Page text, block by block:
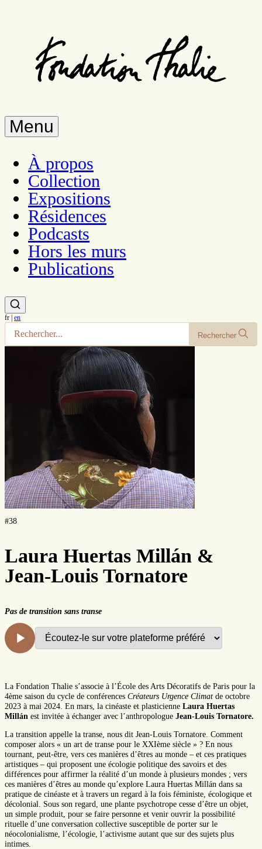
Menu
À propos
Collection
Expositions
Résidences
Podcasts
Hors les murs
Publications
fr | en
Rechercher
#38
Laura Huertas Millán &
Jean-Louis Tornatore
Pas de transition sans transe
La Fondation Thalie s’associe à l’École des Arts Décoratifs de Paris pour la
4ème saison du cycle de conférences Créateurs Urgence Climat de octobre
2023 à mai 2024. En mars, la cinéaste et plasticienne Laura Huertas
Millán est invitée à échanger avec l’anthropologue Jean-Louis Tornatore.
La transition appelle la transe, nous dit Jean-Louis Tornatore. Comment
composer alors « un art de transe pour le XXIème siècle » ? En nous
tournant, peut-être, vers ces manières d’êtres au monde – et ces pratiques
artistiques – qui proposent une écologie politique des savoirs et des
différences pour affirmer la réalité d’un monde à plusieurs mondes ; vers
ces manières d’êtres au monde qu’explore Laura Huertas Millán dans sa
pratique de cinéaste et à travers un regard à la fois féministe, écologique et
décolonial. Sous son regard, une plante psychotrope cesse d’être un objet,
un simple produit, pour se faire personne et venir ouvrir la possibilité
rituelle d’une conversation collective susceptible de porter sur le
néocolonialisme, l’écologie, l’activisme autant que sur des sujets plus
intimes.